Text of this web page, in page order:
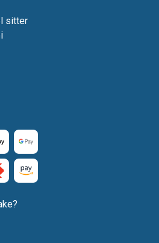
sitter